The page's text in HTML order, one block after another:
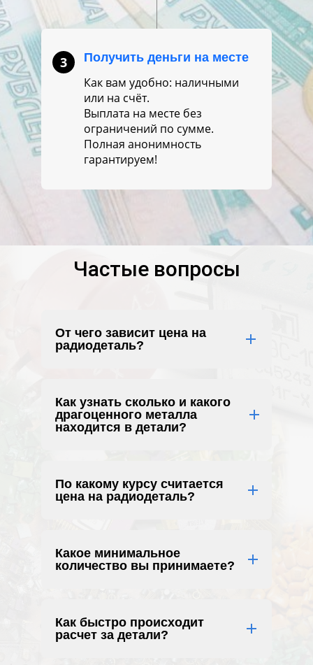
3 Получить деньги на месте
Как вам удобно: наличными
или на счёт.
Выплата на месте без
ограничений по сумме.
Полная анонимность
гарантируем!
Частые вопросы
От чего зависит цена на
радиодеталь?
Как узнать сколько и какого
драгоценного металла
находится в детали?
По какому курсу считается
цена на радиодеталь?
Какое минимальное
количество вы принимаете?
Как быстро происходит
расчет за детали?